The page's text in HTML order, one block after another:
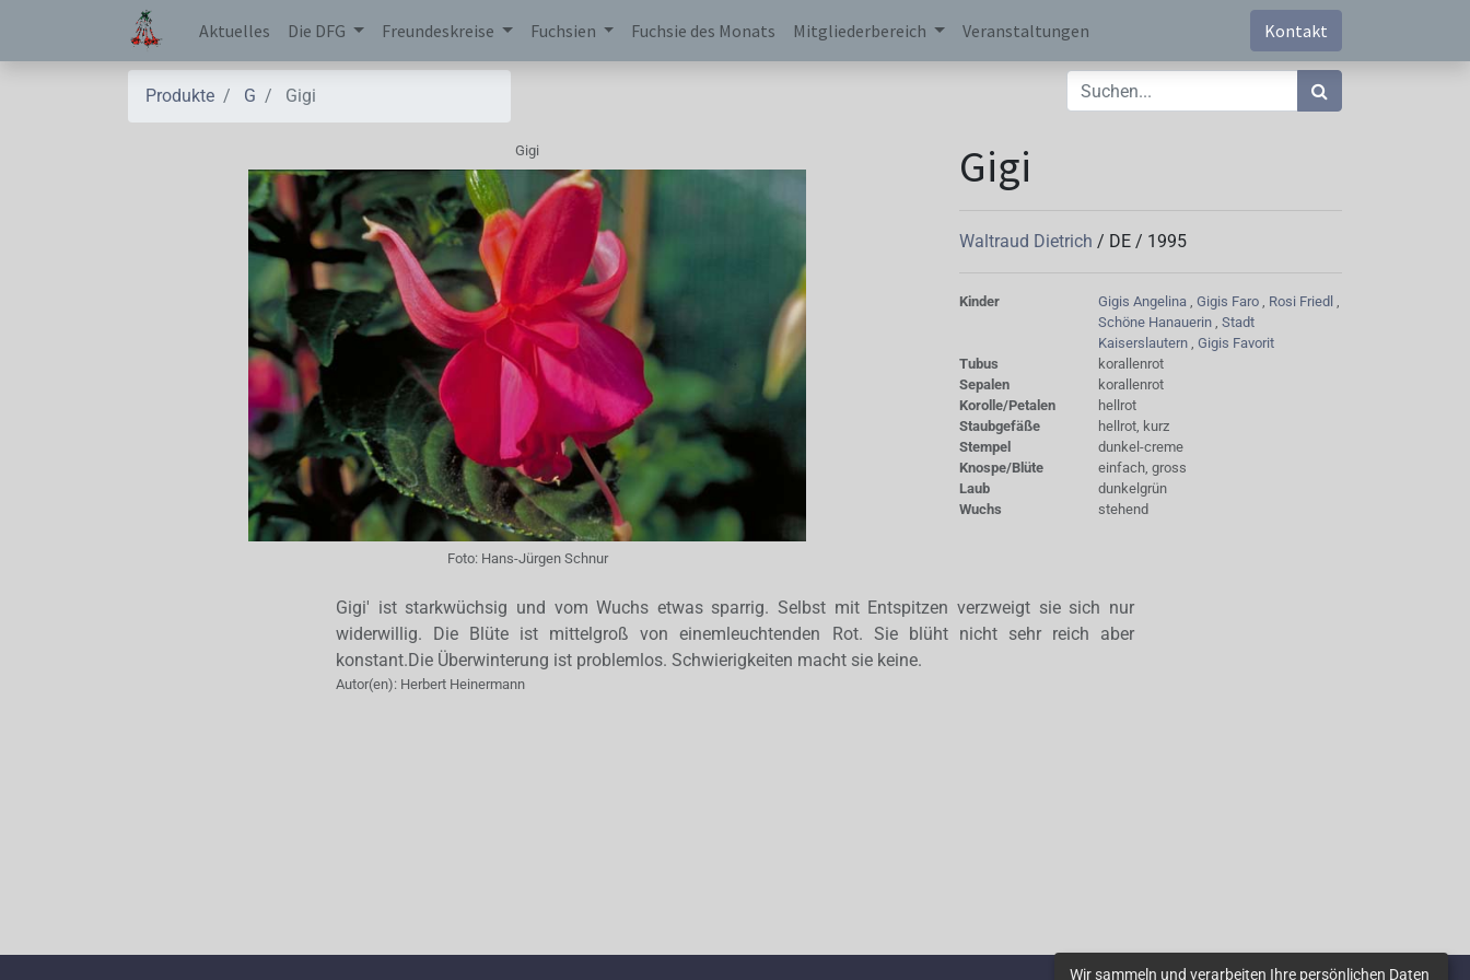
Aktuelles Die DFG Freundeskreise Fuchsien Fuchsie des Monats Mitgliederbereich Veranstaltungen Kontakt
Produkte G Gigi
Gigi
Foto: Hans-Jürgen Schnur
Gigi
Waltraud Dietrich / DE / 1995
Kinder Gigis Angelina , Gigis Faro , Rosi Friedl ,
Schöne Hanauerin , Stadt
Kaiserslautern , Gigis Favorit
Tubus
korallenrot
Sepalen
korallenrot
Korolle/Petalen
hellrot
Staubgefäße
hellrot, kurz
Stempel
dunkel-creme
Knospe/Blüte
einfach, gross
Laub
dunkelgrün
Wuchs
stehend
Gigi' ist starkwüchsig und vom Wuchs etwas sparrig. Selbst mit Entspitzen verzweigt sie sich nur
widerwillig. Die Blüte ist mittelgroß von einemleuchtenden Rot. Sie blüht nicht sehr reich aber
konstant.Die Überwinterung ist problemlos. Schwierigkeiten macht sie keine.
Autor(en): Herbert Heinermann
Wir sammeln und verarbeiten Ihre persönlichen Daten